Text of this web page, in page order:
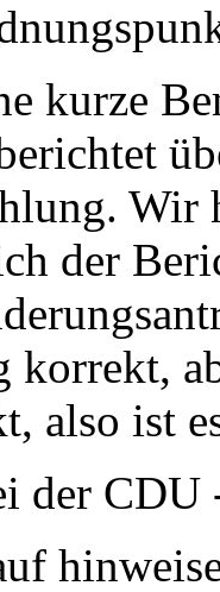
kurze
Wir
der
also ist
der CDU